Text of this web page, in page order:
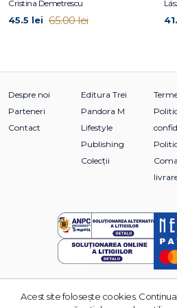
Cristina Demetrescu
45.5 lei 65.00 lei
Despre noi
Parteneri
Contact
Editura Trei
Pandora M
Lifestyle
Publishing
Colecții
© 2026 Grupul Editorial TREI.
Acest site foloseşte cookies.